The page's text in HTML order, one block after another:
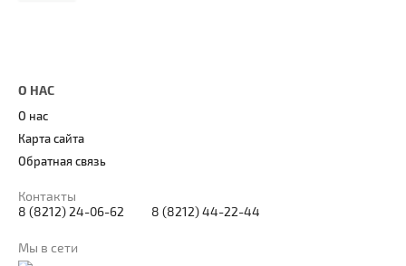
О НАС
О нас
Карта сайта
Обратная связь
Контакты
8 (8212) 24-06-62
8 (8212) 44-22-44
Мы в сети